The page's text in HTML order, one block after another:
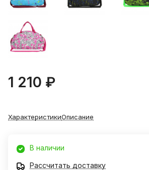
1 210 ₽
ХарактеристикиОписание
В наличии
Рассчитать доставку